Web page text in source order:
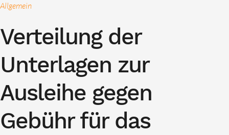
Allgemein
Verteilung der
Unterlagen zur
Ausleihe gegen
Gebühr für das